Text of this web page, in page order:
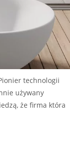
technologii
używany
że firma która